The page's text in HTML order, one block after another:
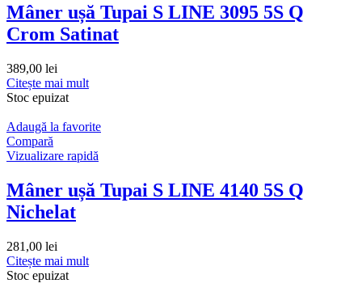
Mâner ușă Tupai S LINE 3095 5S Q
Crom Satinat
389,00 lei
Citește mai mult
Stoc epuizat
Adaugă la favorite
Compară
Vizualizare rapidă
Mâner ușă Tupai S LINE 4140 5S Q
Nichelat
281,00 lei
Citește mai mult
Stoc epuizat